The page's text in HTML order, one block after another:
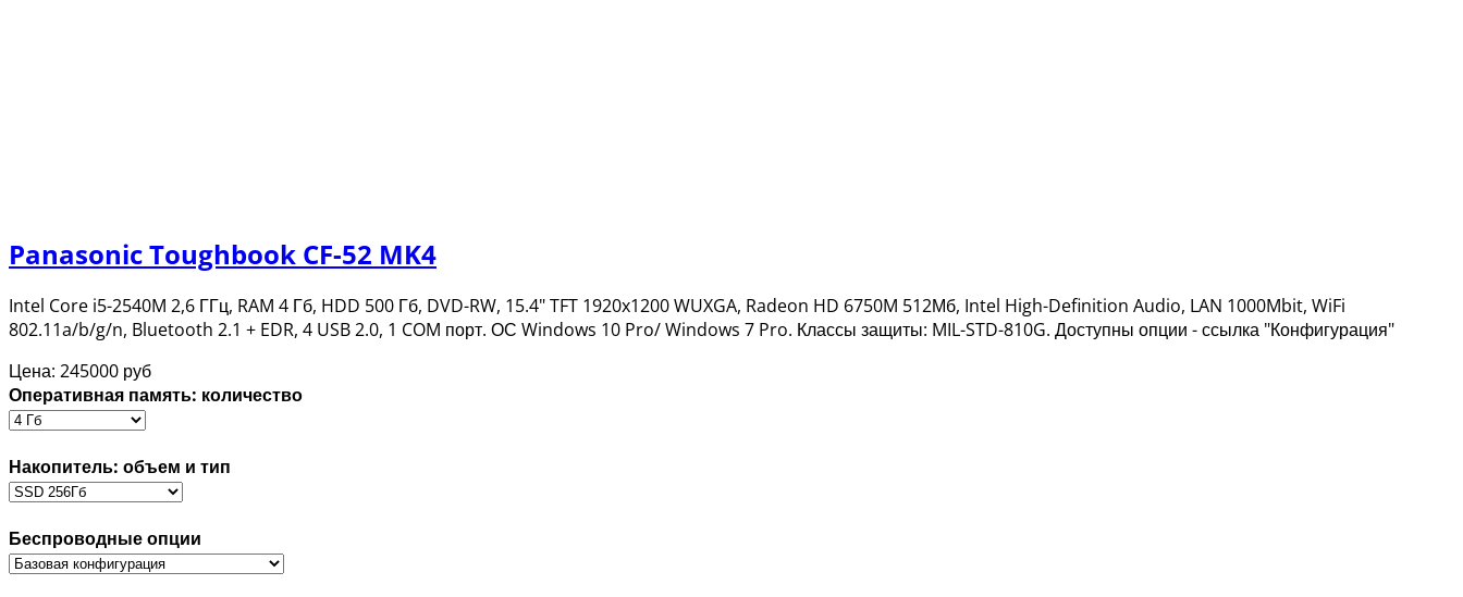
Panasonic Toughbook CF-52 MK4
Intel Core i5-2540M 2,6 ГГц, RAM 4 Гб, HDD 500 Гб, DVD-RW, 15.4" TFT 1920x1200 WUXGA, Radeon HD 6750M 512Мб, Intel High-Definition Audio, LAN 1000Mbit, WiFi
802.11a/b/g/n, Bluetooth 2.1 + EDR, 4 USB 2.0, 1 COM порт. ОС Windows 10 Pro/ Windows 7 Pro. Классы защиты: MIL-STD-810G. Доступны опции - ссылка "Конфигурация"
Цена: 245000 руб
Оперативная память: количество
Накопитель: объем и тип
Беспроводные опции